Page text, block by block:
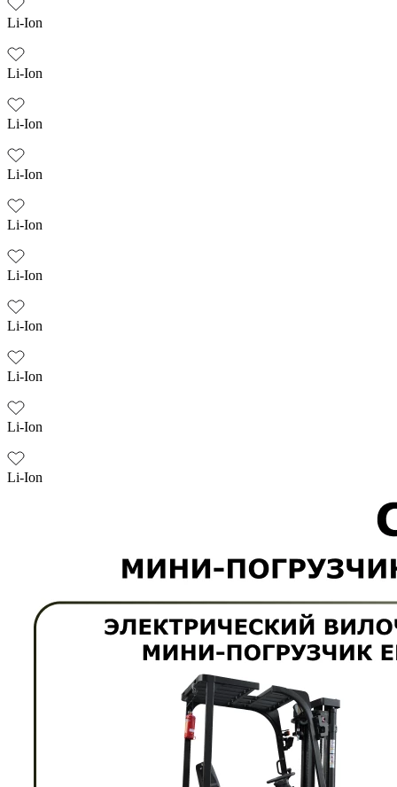
Li-Ion
Li-Ion
Li-Ion
Li-Ion
Li-Ion
Li-Ion
Li-Ion
Li-Ion
Li-Ion
Li-Ion